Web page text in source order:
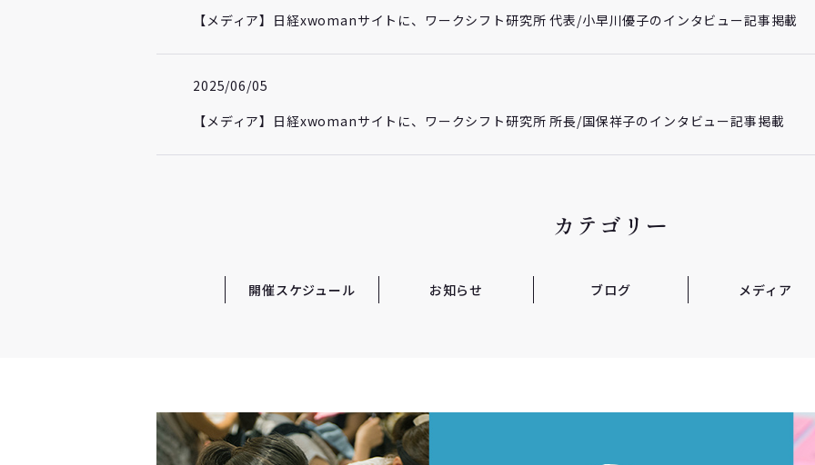
【メディア】日経xwomanサイトに、ワークシフト研究所 代表/小早川優子のインタビュー記事掲載
2025/06/05
【メディア】日経xwomanサイトに、ワークシフト研究所 所長/国保祥子のインタビュー記事掲載
カテゴリー
開催スケジュール お知らせ ブログ メディア